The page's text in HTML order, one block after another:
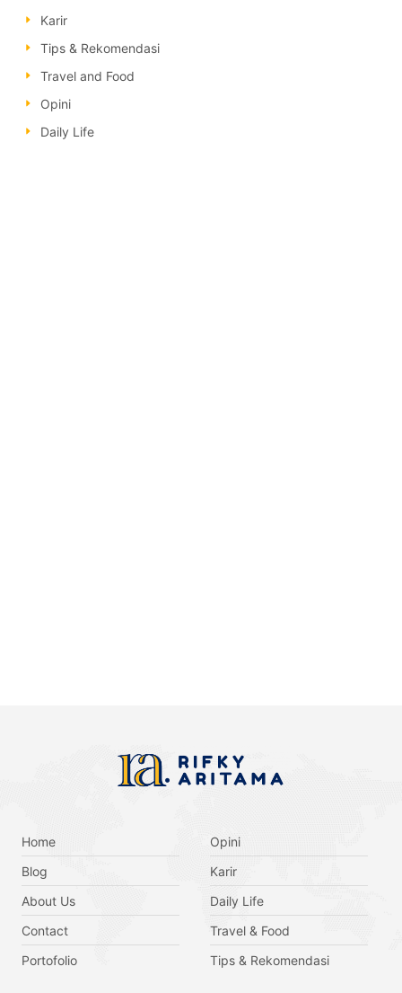
Karir
Tips & Rekomendasi
Travel and Food
Opini
Daily Life
Home
Blog
About Us
Contact
Portofolio
Opini
Karir
Daily Life
Travel & Food
Tips & Rekomendasi